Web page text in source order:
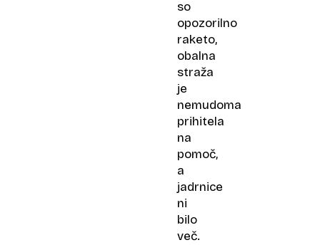
so
opozorilno
raketo,
obalna
straža
je
nemudoma
prihitela
na
pomoč,
a
jadrnice
ni
bilo
več.